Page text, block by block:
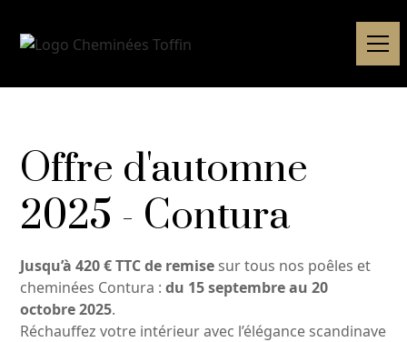
Offre d'automne
2025 - Contura
Jusqu’à 420 € TTC de remise sur tous nos poêles et
cheminées Contura :du 15 septembre au 20
octobre 2025.
Réchauffez votre intérieur avec l’élégance scandinave